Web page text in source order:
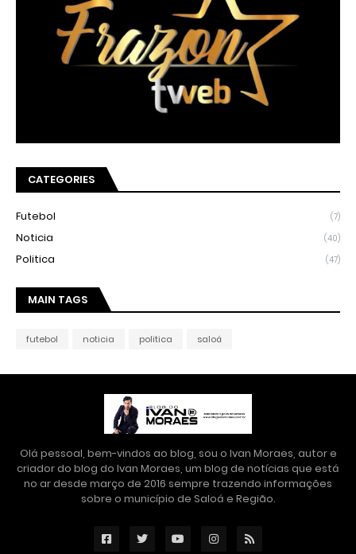
CATEGORIES
Futebol (7)
Noticia (40)
Politica (47)
MAIN TAGS
futebol noticia politica saloá
Olá pessoal, bem-vindos ao blog, sou o Ivan Moraes, autor e
criador do blog do Ivan Moraes, um blog de notícias que está
no ar desde março de 2016 sempre trazendo informações
sobre o município de Saloá e Região.